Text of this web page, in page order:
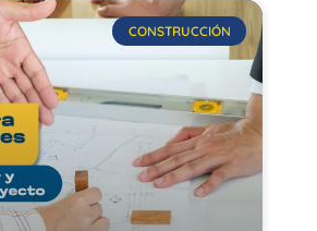
CONSTRUCCIÓN